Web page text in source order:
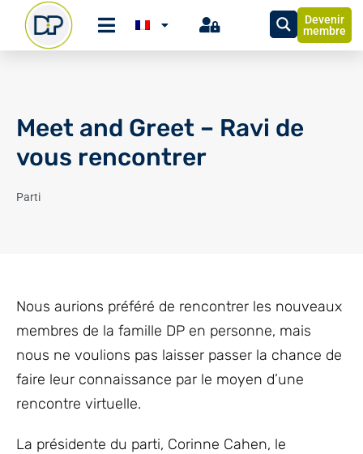
Devenir
membre
Meet and Greet – Ravi de
vous rencontrer
Parti
Nous aurions préféré de rencontrer les nouveaux
membres de la famille DP en personne, mais
nous ne voulions pas laisser passer la chance de
faire leur connaissance par le moyen d’une
rencontre virtuelle.
La présidente du parti, Corinne Cahen, le